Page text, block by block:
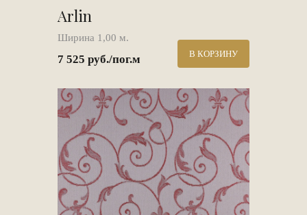
Arlin
Ширина 1,00 м.
7 525 руб./пог.м В КОРЗИНУ